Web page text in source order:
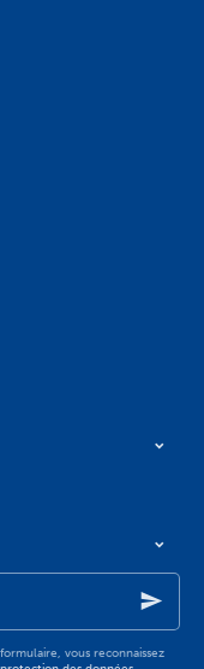
vous reconnaissez